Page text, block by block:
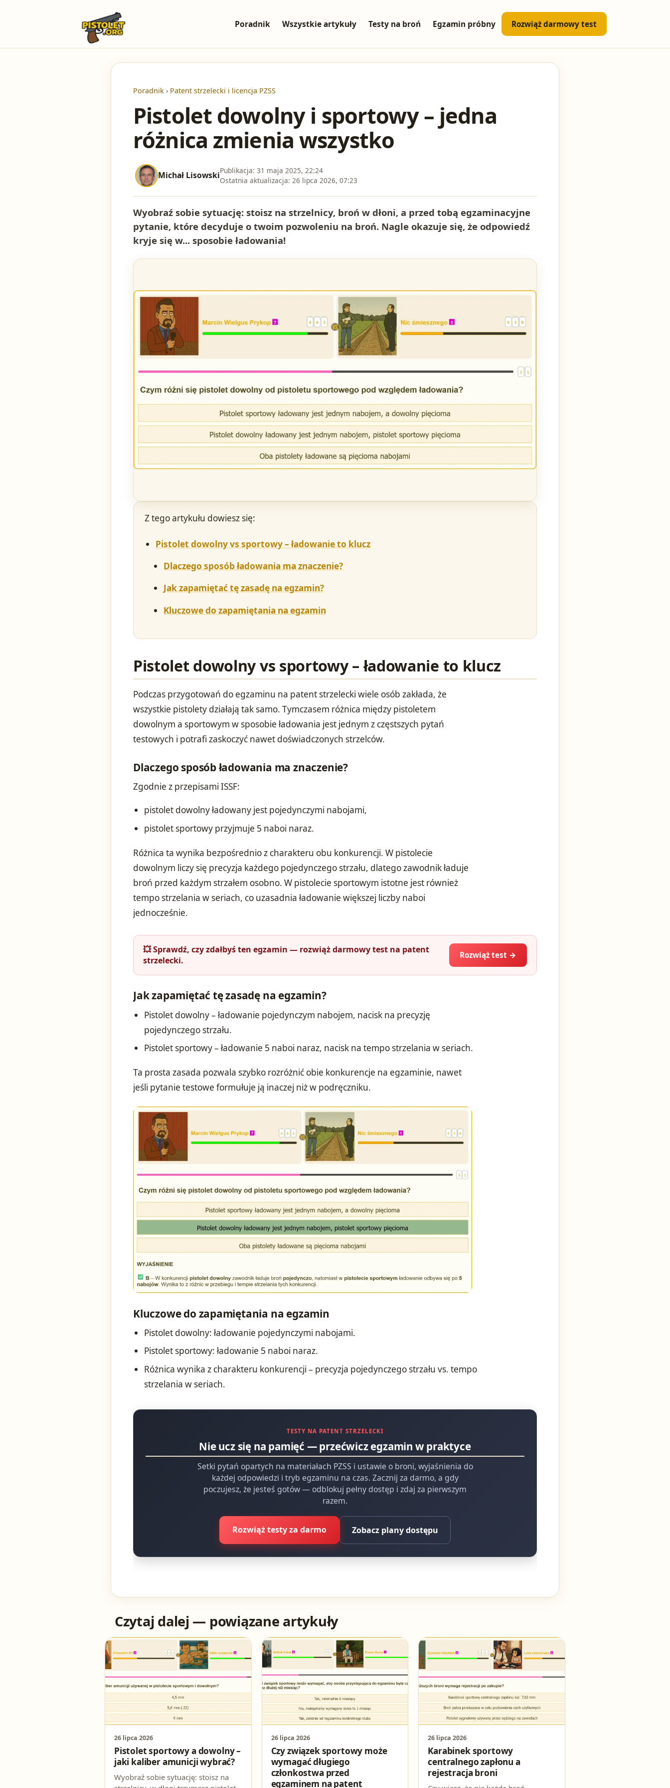
Poradnik Wszystkie artykuły Testy na broń Egzamin próbny Rozwiąż darmowy test
Poradnik › Patent strzelecki i licencja PZSS
Pistolet dowolny i sportowy – jedna
różnica zmienia wszystko
Michał LisowskiPublikacja: 31 maja 2025, 22:24
Ostatnia aktualizacja: 26 lipca 2026, 07:23
Wyobraź sobie sytuację: stoisz na strzelnicy, broń w dłoni, a przed tobą egzaminacyjne
pytanie, które decyduje o twoim pozwoleniu na broń. Nagle okazuje się, że odpowiedź
kryje się w... sposobie ładowania!
Z tego artykułu dowiesz się:
Pistolet dowolny vs sportowy – ładowanie to klucz
Dlaczego sposób ładowania ma znaczenie?
Jak zapamiętać tę zasadę na egzamin?
Kluczowe do zapamiętania na egzamin
Pistolet dowolny vs sportowy – ładowanie to klucz
Podczas przygotowań do egzaminu na patent strzelecki wiele osób zakłada, że
wszystkie pistolety działają tak samo. Tymczasem różnica między pistoletem
dowolnym a sportowym w sposobie ładowania jest jednym z częstszych pytań
testowych i potrafi zaskoczyć nawet doświadczonych strzelców.
Dlaczego sposób ładowania ma znaczenie?
Zgodnie z przepisami ISSF:
pistolet dowolny ładowany jest pojedynczymi nabojami,
pistolet sportowy przyjmuje 5 naboi naraz.
Różnica ta wynika bezpośrednio z charakteru obu konkurencji. W pistolecie
dowolnym liczy się precyzja każdego pojedynczego strzału, dlatego zawodnik ładuje
broń przed każdym strzałem osobno. W pistolecie sportowym istotne jest również
tempo strzelania w seriach, co uzasadnia ładowanie większej liczby naboi
jednocześnie.
💥 Sprawdź, czy zdałbyś ten egzamin — rozwiąż darmowy test na patent
strzelecki.
Rozwiąż test →
Jak zapamiętać tę zasadę na egzamin?
Pistolet dowolny – ładowanie pojedynczym nabojem, nacisk na precyzję
pojedynczego strzału.
Pistolet sportowy – ładowanie 5 naboi naraz, nacisk na tempo strzelania w seriach.
Ta prosta zasada pozwala szybko rozróżnić obie konkurencje na egzaminie, nawet
jeśli pytanie testowe formułuje ją inaczej niż w podręczniku.
Kluczowe do zapamiętania na egzamin
Pistolet dowolny: ładowanie pojedynczymi nabojami.
Pistolet sportowy: ładowanie 5 naboi naraz.
Różnica wynika z charakteru konkurencji – precyzja pojedynczego strzału vs. tempo
strzelania w seriach.
TESTY NA PATENT STRZELECKI
Nie ucz się na pamięć — przećwicz egzamin w praktyce
Setki pytań opartych na materiałach PZSS i ustawie o broni, wyjaśnienia do
każdej odpowiedzi i tryb egzaminu na czas. Zacznij za darmo, a gdy
poczujesz, że jesteś gotów — odblokuj pełny dostęp i zdaj za pierwszym
razem.
Rozwiąż testy za darmo Zobacz plany dostępu
Czytaj dalej — powiązane artykuły
26 lipca 2026
Pistolet sportowy a dowolny –
jaki kaliber amunicji wybrać?
Wyobraź sobie sytuację: stoisz na
26 lipca 2026
Czy związek sportowy może
wymagać długiego
członkostwa przed
egzaminem na patent
26 lipca 2026
Karabinek sportowy
centralnego zapłonu a
rejestracja broni